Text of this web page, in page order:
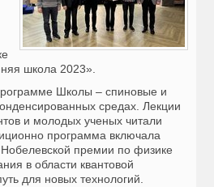
школа 2023».
Школы – спиновые и
средах. Лекции
и молодых ученых читали
программа включала
премии по физике
в области квантовой
для новых технологий.